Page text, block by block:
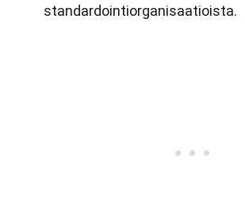
standardointiorganisaatioista.